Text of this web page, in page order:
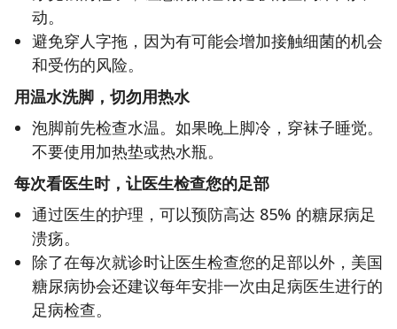
动。
避免穿人字拖，因为有可能会增加接触细菌的机会
和受伤的风险。
用温水洗脚，切勿用热水
泡脚前先检查水温。如果晚上脚冷，穿袜子睡觉。
不要使用加热垫或热水瓶。
每次看医生时，让医生检查您的足部
通过医生的护理，可以预防高达 85% 的糖尿病足
溃疡。
除了在每次就诊时让医生检查您的足部以外，美国
糖尿病协会还建议每年安排一次由足病医生进行的
足病检查。